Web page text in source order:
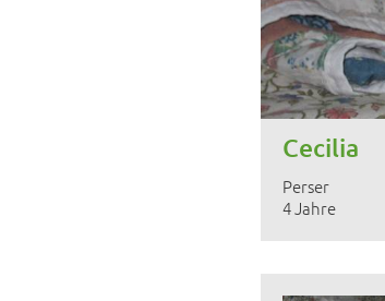
Cecilia
Perser
4 Jahre